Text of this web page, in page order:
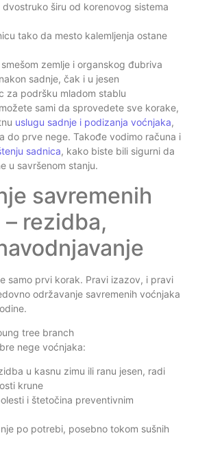
širu od korenovog sistema
tako da mesto kalemljenja ostane
zemlje i organskog đubriva
sadnje, čak i u jesen
za podršku mladom stablu
sami da sprovedete sve korake,
uslugu sadnje i podizanja voćnjaka,
do prve nege. Takođe vodimo računa i
sadnica, kako biste bili sigurni da
u savršenom stanju.
savremenih
rezidba,
samo prvi korak. Pravi izazov, i pravi
održavanje savremenih voćnjaka
nege voćnjaka:
u kasnu zimu ili ranu jesen, radi
krune
i štetočina preventivnim
po potrebi, posebno tokom sušnih